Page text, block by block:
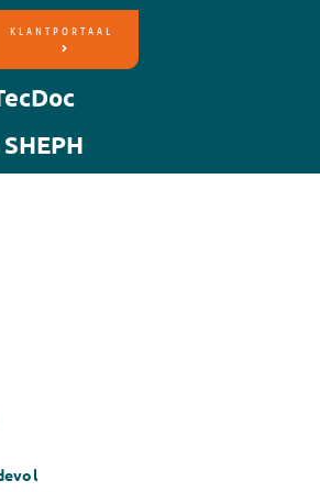
KLANTPORTAAL